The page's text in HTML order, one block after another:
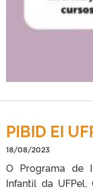
PIBID EI
18/08/2023
O Programa de
Infantil da UFPel,